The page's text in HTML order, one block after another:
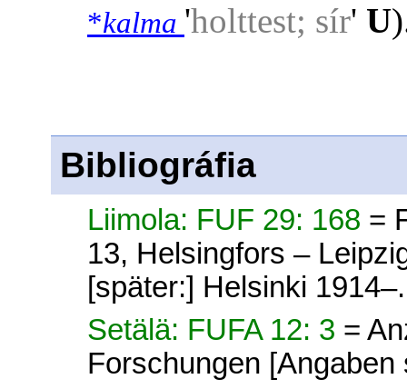
*kalma 'holttest; sír' U
Bibliográfia
Liimola: FUF 29: 168 =
13, Helsingfors –
[später:] Helsinki 1914–.
Setälä: FUFA 12: 3 =
Forschungen [Angaben